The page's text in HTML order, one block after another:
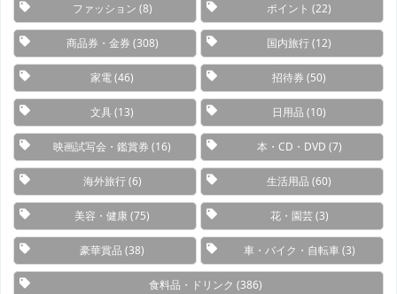
ファッション (8) ポイント (22)
商品券・金券 (308) 国内旅行(12)
家電(46) 招待券 (50)
文具 (13) 日用品 (10)
映画試写会・鑑賞券 (16) 本・CD・DVD (7)
海外旅行(6) 生活用品 (60)
美容・健康(75) 花・園芸(3)
豪華賞品 (38) 車・バイク・自転車(3)
食料品・ドリンク (386)